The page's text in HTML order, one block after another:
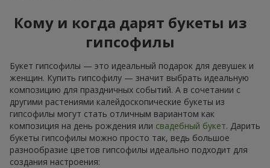
Кому и когда дарят букеты из
гипсофилы
Букет гипсофилы — это идеальный подарок для девушек и
женщин. Купить гипсофилу — значит выбрать идеальную
композицию для праздничных событий. А в сочетании с
другими растениями калейдоскопические букеты из
гипсофилы могут стать отличным вариантом как
композиция на день рождения или свадебный букет. Дарить
букеты гипсофилы можно просто так, ведь большое
разнообразие цветов гипсофилы идеально подходит для
создания настроения: